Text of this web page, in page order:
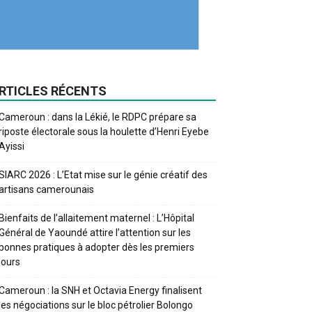
RÉCENTS
: dans la Lékié, le RDPC prépare sa
électorale sous la houlette d’Henri Eyebe
2026 : L’Etat mise sur le génie créatif des
camerounais
de l’allaitement maternel : L’Hôpital
de Yaoundé attire l’attention sur les
pratiques à adopter dès les premiers
: la SNH et Octavia Energy finalisent
négociations sur le bloc pétrolier Bolongo